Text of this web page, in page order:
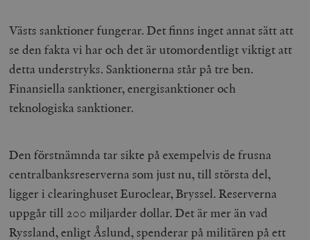
Västs sanktioner fungerar. Det finns inget annat sätt att
se den fakta vi har och det är utomordentligt viktigt att
detta understryks. Sanktionerna står på tre ben.
Finansiella sanktioner, energisanktioner och
teknologiska sanktioner.
Den förstnämnda tar sikte på exempelvis de frusna
centralbanksreserverna som just nu, till största del,
ligger i clearinghuset Euroclear, Bryssel. Reserverna
uppgår till 200 miljarder dollar. Det är mer än vad
Ryssland, enligt Åslund, spenderar på militären på ett